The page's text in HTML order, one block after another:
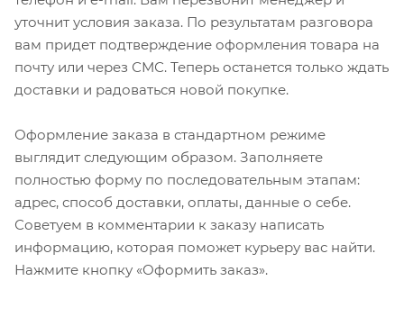
уточнит условия заказа. По результатам разговора
вам придет подтверждение оформления товара на
почту или через СМС. Теперь останется только ждать
доставки и радоваться новой покупке.
Оформление заказа в стандартном режиме
выглядит следующим образом. Заполняете
полностью форму по последовательным этапам:
адрес, способ доставки, оплаты, данные о себе.
Советуем в комментарии к заказу написать
информацию, которая поможет курьеру вас найти.
Нажмите кнопку «Оформить заказ».